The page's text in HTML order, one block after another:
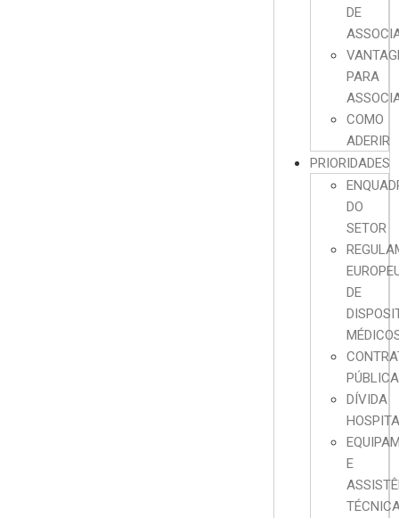
DE
PARA
COMO
ADERIR
PRIORIDADES
DO
SETOR
DE
PÚBLICA
DÍVIDA
E